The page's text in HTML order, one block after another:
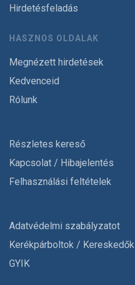
Hirdetésfeladás
HASZNOS OLDALAK
Megnézett hirdetések
Kedvenceid
Rólunk
Részletes kereső
Kapcsolat / Hibajelentés
Felhasználási feltételek
Adatvédelmi szabályzatot
Kerékpárboltok / Kereskedők
GYIK